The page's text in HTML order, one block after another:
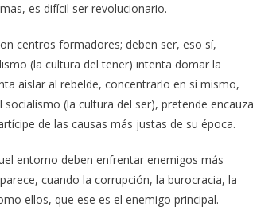
es difícil ser revolucionario.
centros formadores; deben ser, eso sí,
(la cultura del tener) intenta domar la
aislar al rebelde, concentrarlo en sí mismo,
(la cultura del ser), pretende
de las causas más justas de su época.
entorno deben enfrentar enemigos más
cuando la corrupción, la burocracia, la
ellos, que ese es el enemigo principal.